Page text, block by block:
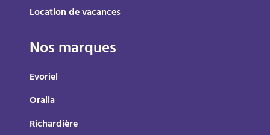
Location de vacances
Nos marques
Evoriel
Oralia
Richardière